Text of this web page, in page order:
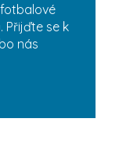
Přijďte se k
nás